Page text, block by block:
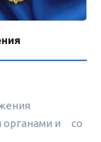
органами и со